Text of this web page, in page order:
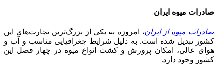
صادرات میوه ایران
صادرات میوه از ایران، امروزه به یکی از بزرگ‌ترین تجارت‌های این
کشور تبدیل شده است. به دلیل شرایط جغرافیایی مناسب و آب و
هوای عالی، امکان پرورش و کشت انواع میوه در چهار فصل این
کشور وجود دارد.